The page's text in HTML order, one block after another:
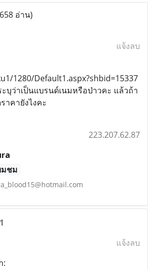
อ่าน)
แจ้งลบ
1280/Default1.aspx?shbid=15337
บุว่าเป็นแบรนด์เนมหรือป่าวคะ แล้วถ้า
าคายังไงคะ
223.207.62.87
มชม
แจ้งลบ